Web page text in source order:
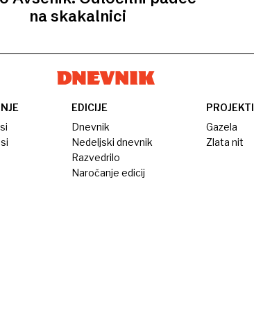
na skakalnici
EDICIJE
Dnevnik
Nedeljski dnevnik
Razvedrilo
Naročanje edicij
PROJEKTI
Gazela
Zlata nit